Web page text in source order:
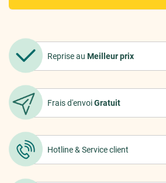
Reprise au Meilleur prix
Frais d'envoiGratuit
Hotline & Service client